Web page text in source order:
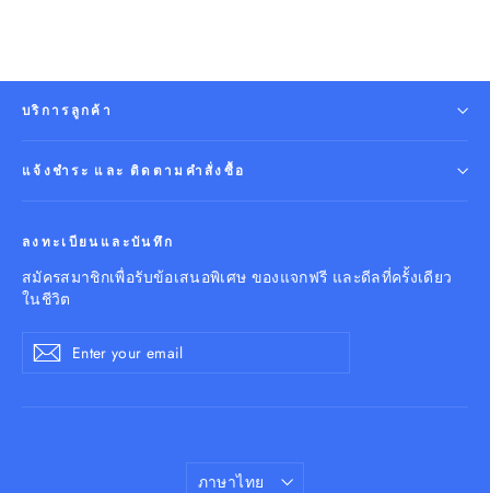
บริการลูกค้า
แจ้งชำระ และ ติดตามคำสั่งซื้อ
ลงทะเบียนและบันทึก
สมัครสมาชิกเพื่อรับข้อเสนอพิเศษ ของแจกฟรี และดีลที่ครั้งเดียว
ในชีวิต
Enter
your
Subscribe
Language
ภาษาไทย